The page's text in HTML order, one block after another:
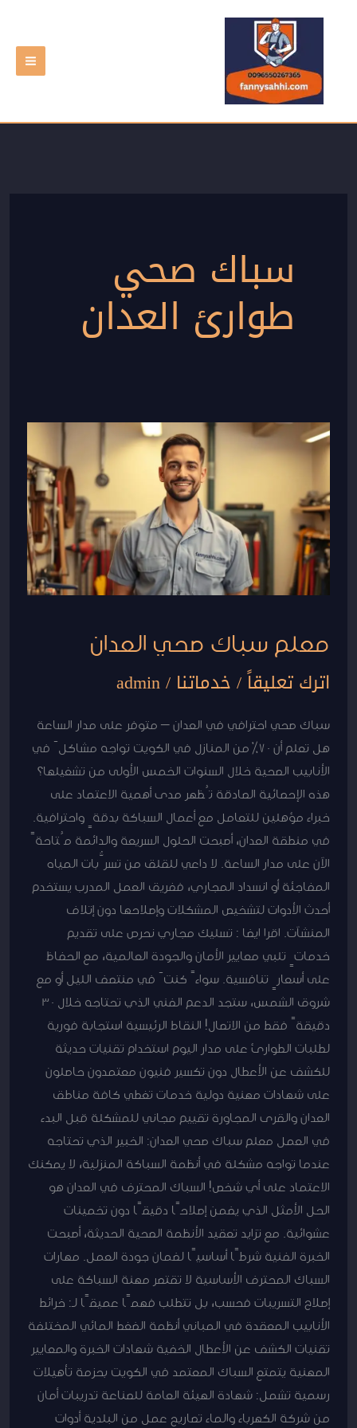
تخطي
المحتوى
سباك صحي
طوارئ العدان
معلم سباك صحي العدان
اترك تعليقاً/خدماتنا /
admin
سباك صحي احترافي في العدان – متوفر على مدار الساعة
هل تعلم أن ٧٠٪ من المنازل في الكويت تواجه مشاكلَ في
الأنابيب الصحية خلال السنوات الخمس الأولى من تشغيلها؟
هذه الإحصائية الصادقة تُظهر مدى أهمية الاعتماد على
خبراء مؤهلين للتعامل مع أعمال السباكة بدقةٍ واحترافية.
في منطقة العدان، أصبحت الحلول السريعة والدائمة مُتاحةً
الآن على مدار الساعة. لا داعي للقلق من تسرُّبات المياه
المفاجئة أو انسداد المجاري، ففريق العمل المدرب يستخدم
أحدث الأدوات لتشخيص المشكلات وإصلاحها دون إتلاف
المنشآت. اقرا ايضا : تسليك مجاري نحرص على تقديم
خدماتٍ تلبي معايير الأمان والجودة العالمية، مع الحفاظ
على أسعارٍ تنافسية. سواءً كنتَ في منتصف الليل أو مع
شروق الشمس، ستجد الدعم الفني الذي تحتاجه خلال ٣٠
دقيقةً فقط من الاتصال! النقاط الرئيسية استجابة فورية
لطلبات الطوارئ على مدار اليوم استخدام تقنيات حديثة
للكشف عن الأعطال دون تكسير فنيون معتمدون حاصلون
على شهادات مهنية دولية خدمات تغطي كافة مناطق
العدان والقرى المجاورة تقييم مجاني للمشكلة قبل البدء
في العمل معلم سباك صحي العدان: الخبير الذي تحتاجه
عندما تواجه مشكلة في أنظمة السباكة المنزلية، لا يمكنك
الاعتماد على أي شخص! السباك المحترف في العدان هو
الحل الأمثل الذي يضمن إصلاحًا دقيقًا دون تخمينات
عشوائية. مع تزايد تعقيد الأنظمة الصحية الحديثة، أصبحت
الخبرة الفنية شرطًا أساسيًا لضمان جودة العمل. مهارات
السباك المحترف الأساسية لا تقتصر مهنة السباكة على
إصلاح التسريبات فحسب، بل تتطلب فهمًا عميقًا لـ: خرائط
الأنابيب المعقدة في المباني أنظمة الضغط المائي المختلفة
تقنيات الكشف عن الأعطال الخفية شهادات الخبرة والمعايير
المهنية يتمتع السباك المعتمد في الكويت بحزمة تأهيلات
رسمية تشمل: شهادة الهيئة العامة للصناعة تدريبات أمان
من شركة الكهرباء والماء تصاريح عمل من البلدية أدوات
معلم
سباك
العدان